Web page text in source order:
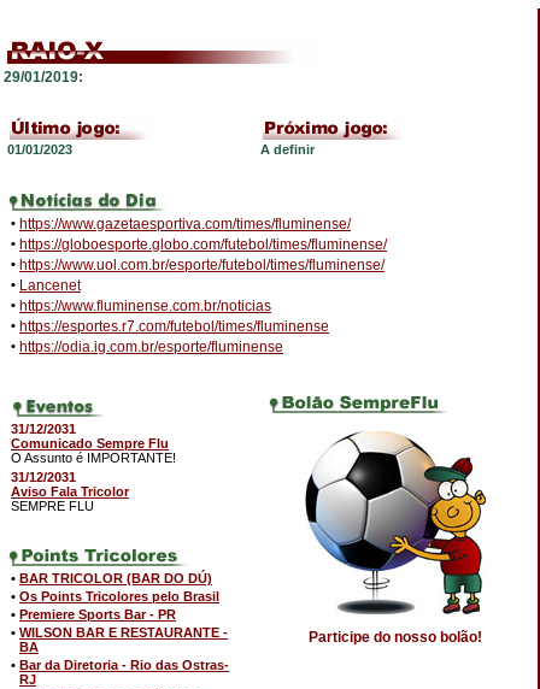
29/01/2019:
01/01/2023 A definir
• https://www.gazetaesportiva.com/times/fluminense/
• https://globoesporte.globo.com/futebol/times/fluminense/
• https://www.uol.com.br/esporte/futebol/times/fluminense/
• Lancenet
• https://www.fluminense.com.br/noticias
• https://esportes.r7.com/futebol/times/fluminense
• https://odia.ig.com.br/esporte/fluminense
31/12/2031
Comunicado Sempre Flu
O Assunto é IMPORTANTE!
31/12/2031
Aviso Fala Tricolor
SEMPRE FLU
• BAR TRICOLOR (BAR DO DÚ)
• Os Points Tricolores pelo Brasil
• Premiere Sports Bar - PR
• WILSON BAR E RESTAURANTE -
BA
• Bar da Diretoria - Rio das Ostras-
RJ
Participe do nosso bolão!